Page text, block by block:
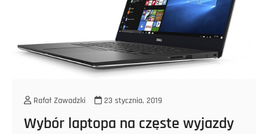
Rafał Zawadzki 23 stycznia, 2019
Wybór laptopa na częste wyjazdy